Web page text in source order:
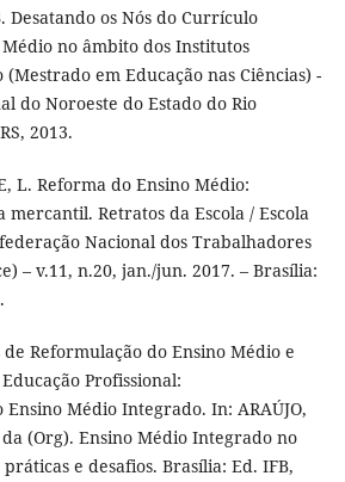
Desatando os Nós do Currículo
no âmbito dos Institutos
(Mestrado em Educação nas Ciências) -
do Noroeste do Estado do Rio
2013.
L. Reforma do Ensino Médio:
mercantil. Retratos da Escola / Escola
Nacional dos Trabalhadores
– v.11, n.20, jan./jun. 2017. – Brasília:
de Reformulação do Ensino Médio e
Profissional:
Médio Integrado. In: ARAÚJO,
da (Org). Ensino Médio Integrado no
e desafios. Brasília: Ed. IFB,